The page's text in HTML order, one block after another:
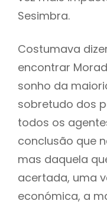
Sesimbra.
Costumava
encontrar
sonho da
sobretudo dos
todos os
conclusão que
mas daquela
acertada, uma
económica, a